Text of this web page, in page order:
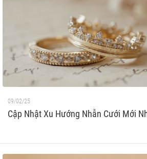
09/02/25
Cập Nhật Xu Hướng Nhẫn Cưới Mới